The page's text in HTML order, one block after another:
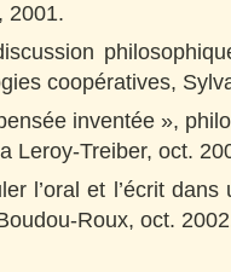
2001.
coopératives,
inventée »,
Leroy-Treiber, oct.
l’oral et l’écrit
Roux, oct.